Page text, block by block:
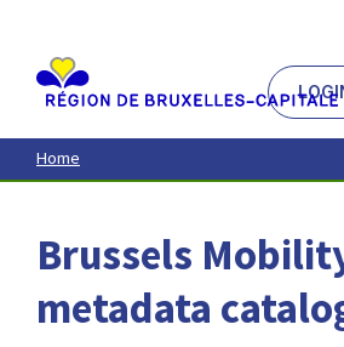
contenu
principal
Home
Brussels
metadata